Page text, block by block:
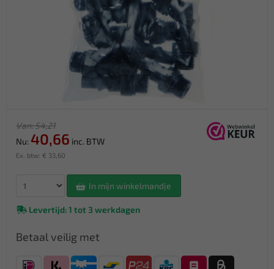
Van: 54,21
Nu: 40,66 inc. BTW
Ex. btw: € 33,60
In mijn winkelmandje
Levertijd: 1 tot 3 werkdagen
Betaal veilig met